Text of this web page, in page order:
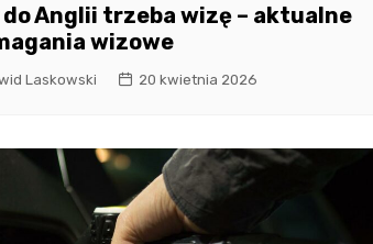
do Anglii trzeba wizę – aktualne
wizowe
Laskowski 20 kwietnia 2026